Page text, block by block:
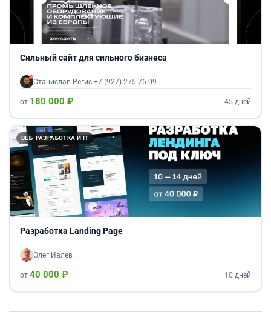
Сильный сайт для сильного бизнеса
Станислав Регис +7 (927) 275-76-09
от 180 000 ₽ 45 дней
ВЕБ-РАЗРАБОТКА И IT
Разработка Landing Page
Олег Ивлев
от 40 000 ₽ 10 дней